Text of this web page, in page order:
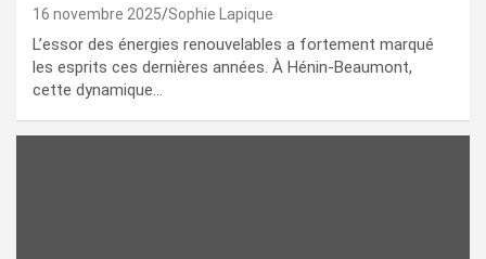
16 novembre 2025 Sophie Lapique
L’essor des énergies renouvelables a fortement marqué
les esprits ces dernières années. À Hénin-Beaumont,
cette dynamique…